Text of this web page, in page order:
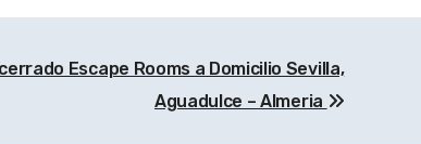
Escape Rooms a Domicilio Sevilla,
Aguadulce – Almeria